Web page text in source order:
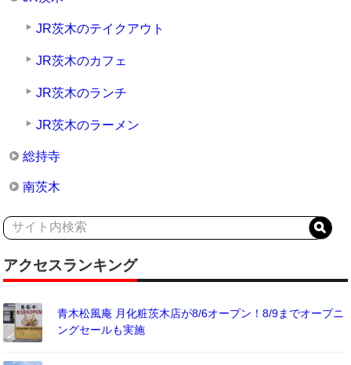
JR茨木のテイクアウト
JR茨木のカフェ
JR茨木のランチ
JR茨木のラーメン
総持寺
南茨木
アクセスランキング
青木松風庵 月化粧茨木店が8/6オープン！8/9までオープニ
ングセールも実施